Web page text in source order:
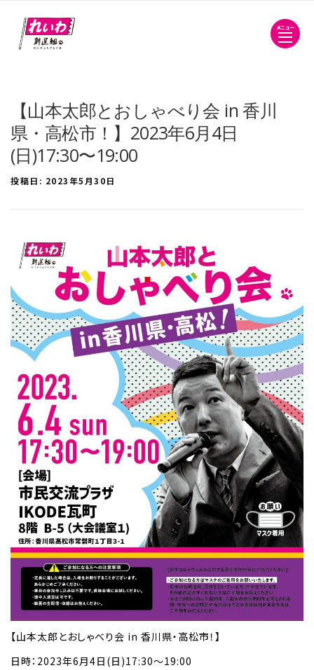
メニュー
【山本太郎とおしゃべり会 in 香川
県・高松市！】2023年6月4日
(日)17:30〜19:00
投稿日: 2023年5月30日
【山本太郎とおしゃべり会 in 香川県・高松市！】
日時：2023年6月4日(日)17:30〜19:00